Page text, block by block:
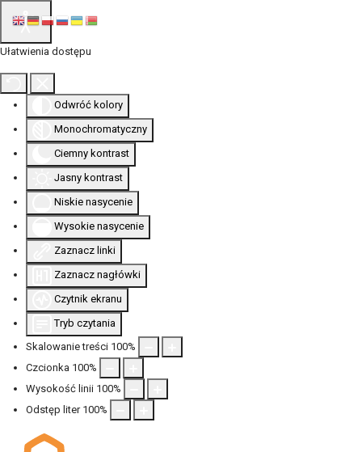
Ułatwienia dostępu
Odwróć kolory
Monochromatyczny
Ciemny kontrast
Jasny kontrast
Niskie nasycenie
Wysokie nasycenie
Zaznacz linki
Zaznacz nagłówki
Czytnik ekranu
Tryb czytania
Skalowanie treści 100%
Czcionka 100%
Wysokość linii 100%
Odstęp liter 100%